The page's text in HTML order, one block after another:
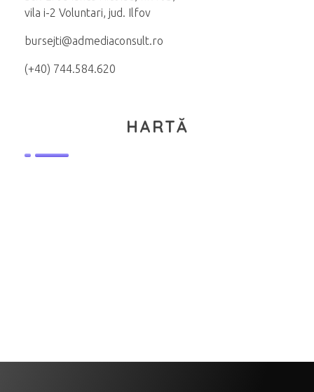
vila i-2 Voluntari, jud. Ilfov
bursejti@admediaconsult.ro
(+40) 744.584.620
HARTĂ